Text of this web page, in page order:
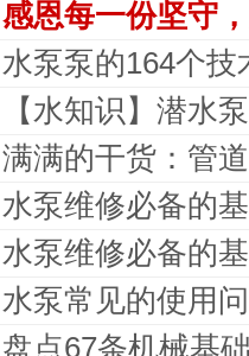
感恩每一份坚守
水泵泵的164个技
【水知识】潜水
满满的干货：管
水泵维修必备的
水泵维修必备的
水泵常见的使用
盘点67条机械基